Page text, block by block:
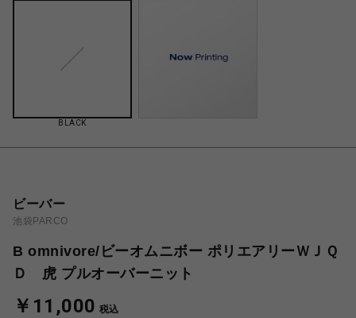
BLACK
ビーバー
池袋PARCO
B omnivore/ビーオムニボー ポリエアリーＷＪＱ
Ｄ 虎 プルオーバーニット
￥11,000 税込